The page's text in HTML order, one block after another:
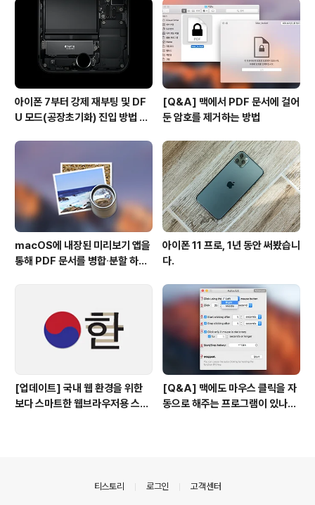
아이폰 7부터 강제 재부팅 및 DF
U 모드(공장초기화) 진입 방법 변
[Q&A] 맥에서 PDF 문서에 걸어
둔 암호를 제거하는 방법
macOS에 내장된 미리보기 앱을
통해 PDF 문서를 병합∙분할 하는
아이폰 11 프로, 1년 동안 써봤습니
다.
[업데이트] 국내 웹 환경을 위한
보다 스마트한 웹브라우저용 스타
[Q&A] 맥에도 마우스 클릭을 자
동으로 해주는 프로그램이 있나
티스토리 로그인 고객센터